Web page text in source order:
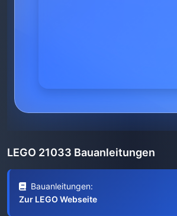
LEGO 21033 Bauanleitungen
Bauanleitungen:
Zur LEGO Webseite